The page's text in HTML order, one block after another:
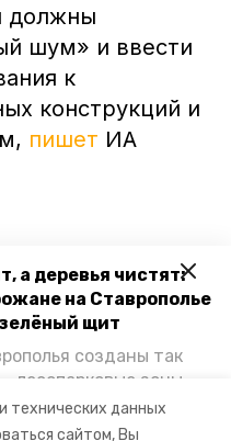
технических данных
сайтом, Вы
а деревья чистят:
на Ставрополье
щит
созданы так
лесопарковые зоны,
выхлопных
ли они с
должны
шум» и ввести
к
конструкций и
пишет ИА
правовые
всеми
лицами»,